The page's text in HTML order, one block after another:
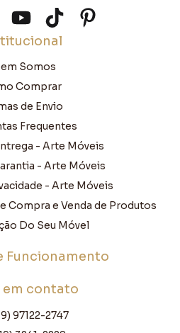
Somos
Comprar
de Envio
Frequentes
- Arte Móveis
- Arte Móveis
- Arte Móveis
Compra e Venda de Produtos
Do Seu Móvel
Funcionamento
em contato
97122-2747